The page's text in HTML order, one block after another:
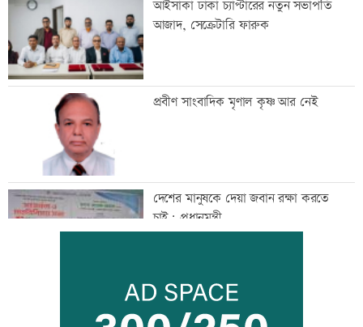
আইসাকা ঢাকা চ্যাপ্টারের নতুন সভাপতি
আজাদ, সেক্রেটারি ফারুক
প্রবীণ সাংবাদিক মৃণাল কৃষ্ণ আর নেই
দেশের মানুষকে দেয়া জবান রক্ষা করতে
চাই: প্রধানমন্ত্রী
আদিবাসী দিবসে রাঙামাটিতে বর্ণাঢ্য
শোভাযাত্রা